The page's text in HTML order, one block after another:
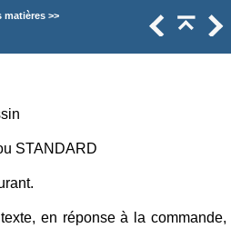
matières >>
STANDARD
en réponse à la commande,